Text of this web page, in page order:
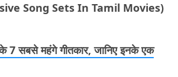
Song Sets In Tamil Movies)
7 सबसे महंगे गीतकार, जानिए इनके एक